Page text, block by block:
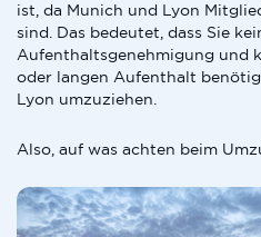
ist, da Munich und Lyon
sind. Das bedeutet, dass Sie
Aufenthaltsgenehmigung und
oder langen Aufenthalt
Lyon umzuziehen.
Also, auf was achten beim